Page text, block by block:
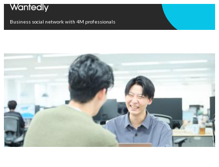
Business social network with 4M professionals